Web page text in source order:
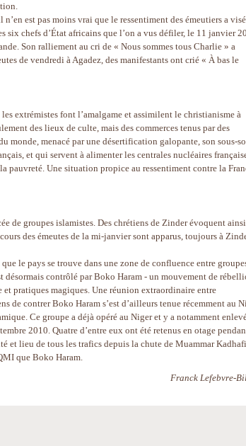
est pas moins vrai que le ressentiment des émeutiers a
chefs d’État africains que l’on a vus défiler, le 11 janvier
Son ralliement au cri de « Nous sommes tous Charlie » a
de vendredi à Agadez, des manifestants ont crié « À bas le
extrémistes font l’amalgame et assimilent le christianisme à
des lieux de culte, mais des commerces tenus par des
monde, menacé par une désertification galopante, son sous-
et qui servent à alimenter les centrales nucléaires
Une situation propice au ressentiment contre la
de groupes islamistes. Des chrétiens de Zinder évoquent
des émeutes de la mi-janvier sont apparus, toujours à
le pays se trouve dans une zone de confluence entre
contrôlé par Boko Haram - un mouvement de
pratiques magiques. Une réunion extraordinaire entre
de contrer Boko Haram s’est d’ailleurs tenue récemment au
Ce groupe a déjà opéré au Niger et y a notamment
2010. Quatre d’entre eux ont été retenus en otage
et lieu de tous les trafics depuis la chute de Muammar
que Boko Haram.
Franck Lefebvre-